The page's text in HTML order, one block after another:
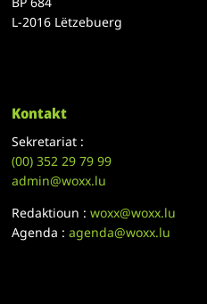
L-2016 Lëtzebuerg
Kontakt
Sekretariat :
(00)352 29 79 99
admin@woxx.lu
Redaktioun :woxx@woxx.lu
Agenda :agenda@woxx.lu